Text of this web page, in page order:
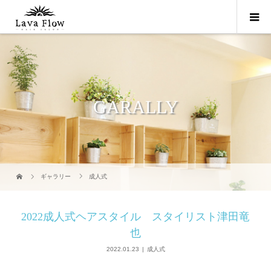
GARALLY
ギャラリー 成人式
2022成人式ヘアスタイル スタイリスト津田竜
也
2022.01.23 成人式